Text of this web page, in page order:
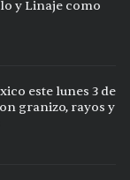
y Linaje como
este lunes 3 de
granizo, rayos y